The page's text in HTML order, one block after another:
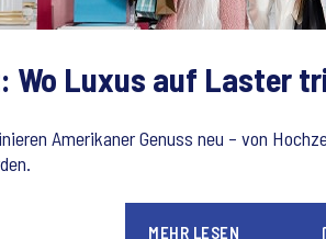
Wo Luxus auf Laster
Amerikaner Genuss neu – von
MEHR LESEN